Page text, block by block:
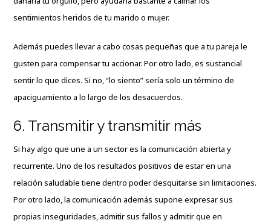
sentimientos heridos de tu marido o mujer.
Además puedes llevar a cabo cosas pequeñas que a tu pareja le
gusten para compensar tu accionar. Por otro lado, es sustancial
sentir lo que dices. Si no, “lo siento” sería solo un término de
apaciguamiento a lo largo de los desacuerdos.
6. Transmitir y transmitir más
Si hay algo que une a un sector es la comunicación abierta y
recurrente. Uno de los resultados positivos de estar en una
relación saludable tiene dentro poder desquitarse sin limitaciones.
Por otro lado, la comunicación además supone expresar sus
propias inseguridades, admitir sus fallos y admitir que en